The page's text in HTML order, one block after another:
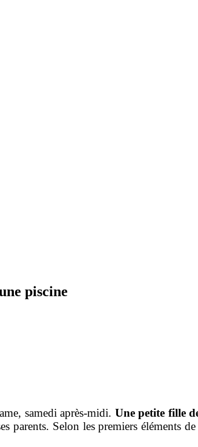
piscine
samedi après-midi. Une petite fille
Selon les premiers éléments